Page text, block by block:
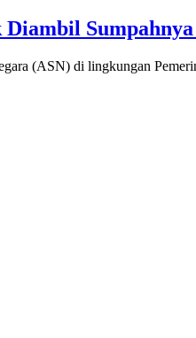
(ASN) di lingkungan